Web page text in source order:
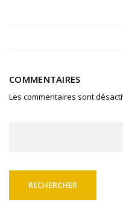
COMMENTAIRES
Les commentaires sont